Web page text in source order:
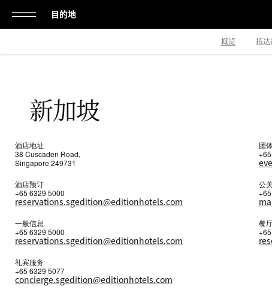
或
关
闭
导
航
目的地
概览 抵达
新加坡
酒店地址
38 Cuscaden Road,
Singapore 249731
酒店预订
+65 6329 5000
reservations.sgedition@editionhotels.com
一般信息
+65 6329 5000
reservations.sgedition@editionhotels.com
礼宾服务
+65 6329 5077
concierge.sgedition@editionhotels.com
团
公
餐